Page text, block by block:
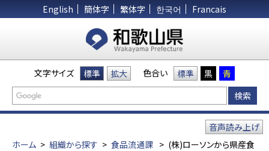
English 簡体字 繁体字 한국어 Francais
文字サイズ 標準 拡大 色合い 標準 黒 青
ホーム > 組織から探す > 食品流通課 > (株)ローソンから県産食
音声読み上げ